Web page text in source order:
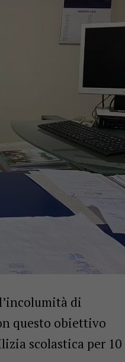
di
questo obiettivo
scolastica per 10